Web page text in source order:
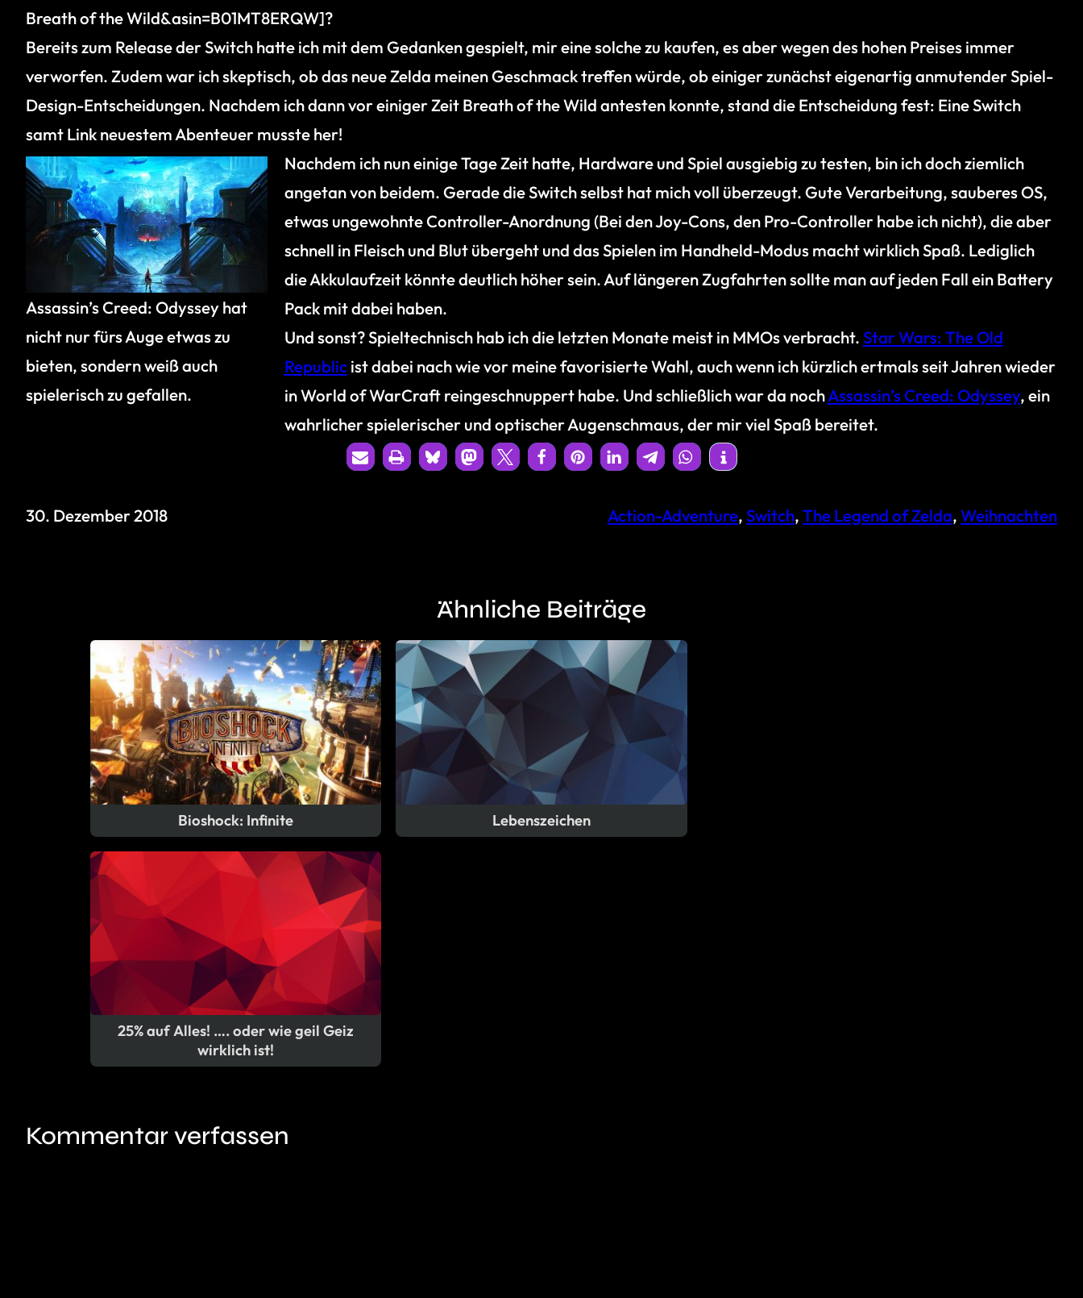
Breath of the Wild&asin=B01MT8ERQW]?
Bereits zum Release der Switch hatte ich mit dem Gedanken gespielt, mir eine solche zu kaufen, es aber wegen des hohen Preises immer
verworfen. Zudem war ich skeptisch, ob das neue Zelda meinen Geschmack treffen würde, ob einiger zunächst eigenartig anmutender Spiel-
Design-Entscheidungen. Nachdem ich dann vor einiger Zeit Breath of the Wild antesten konnte, stand die Entscheidung fest: Eine Switch
samt Link neuestem Abenteuer musste her!
Assassin’s Creed: Odyssey hat
nicht nur fürs Auge etwas zu
bieten, sondern weiß auch
spielerisch zu gefallen.
Nachdem ich nun einige Tage Zeit hatte, Hardware und Spiel ausgiebig zu testen, bin ich doch ziemlich
angetan von beidem. Gerade die Switch selbst hat mich voll überzeugt. Gute Verarbeitung, sauberes OS,
etwas ungewohnte Controller-Anordnung (Bei den Joy-Cons, den Pro-Controller habe ich nicht), die aber
schnell in Fleisch und Blut übergeht und das Spielen im Handheld-Modus macht wirklich Spaß. Lediglich
die Akkulaufzeit könnte deutlich höher sein. Auf längeren Zugfahrten sollte man auf jeden Fall ein Battery
Pack mit dabei haben.
Und sonst? Spieltechnisch hab ich die letzten Monate meist in MMOs verbracht.Star Wars: The Old
Republicist dabei nach wie vor meine favorisierte Wahl, auch wenn ich kürzlich ertmals seit Jahren wieder
in World of WarCraft reingeschnuppert habe. Und schließlich war da nochAssassin’s Creed: Odyssey, ein
wahrlicher spielerischer und optischer Augenschmaus, der mir viel Spaß bereitet.
30. Dezember 2018 Action-Adventure, Switch, The Legend of Zelda, Weihnachten
Ähnliche Beiträge
Bioshock: Infinite
25% auf Alles! …. oder wie geil Geiz
wirklich ist!
Lebenszeichen
Kommentar verfassen